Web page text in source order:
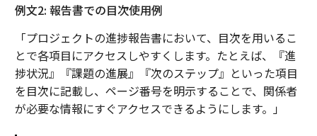
例文2: 報告書での目次使用例
「プロジェクトの進捗報告書において、目次を用いるこ
とで各項目にアクセスしやすくします。たとえば、『進
捗状況』『課題の進展』『次のステップ』といった項目
を目次に記載し、ページ番号を明示することで、関係者
が必要な情報にすぐアクセスできるようにします。」